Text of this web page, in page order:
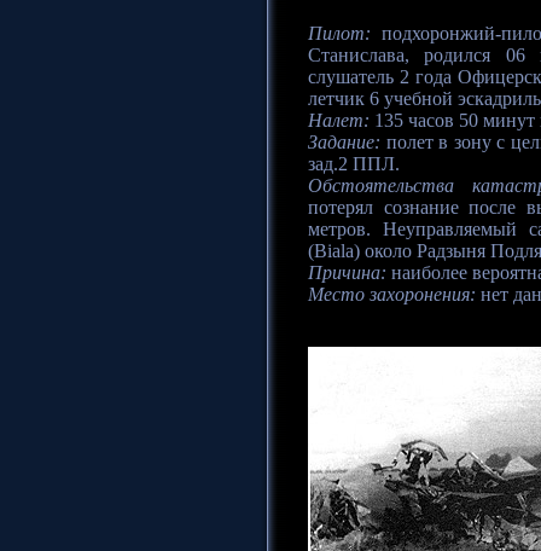
Пилот: подхоронжий-
Станислава, родился
слушатель 2 года
летчик 6 учебной
Налет: 135 часов 50
Задание: полет в зону с
зад.2 ППЛ.
Обстоятельства
потерял сознание после
метров. Неуправляемый
(Biala) около Радзыня
Причина: наиболее
Место захоронения: нет